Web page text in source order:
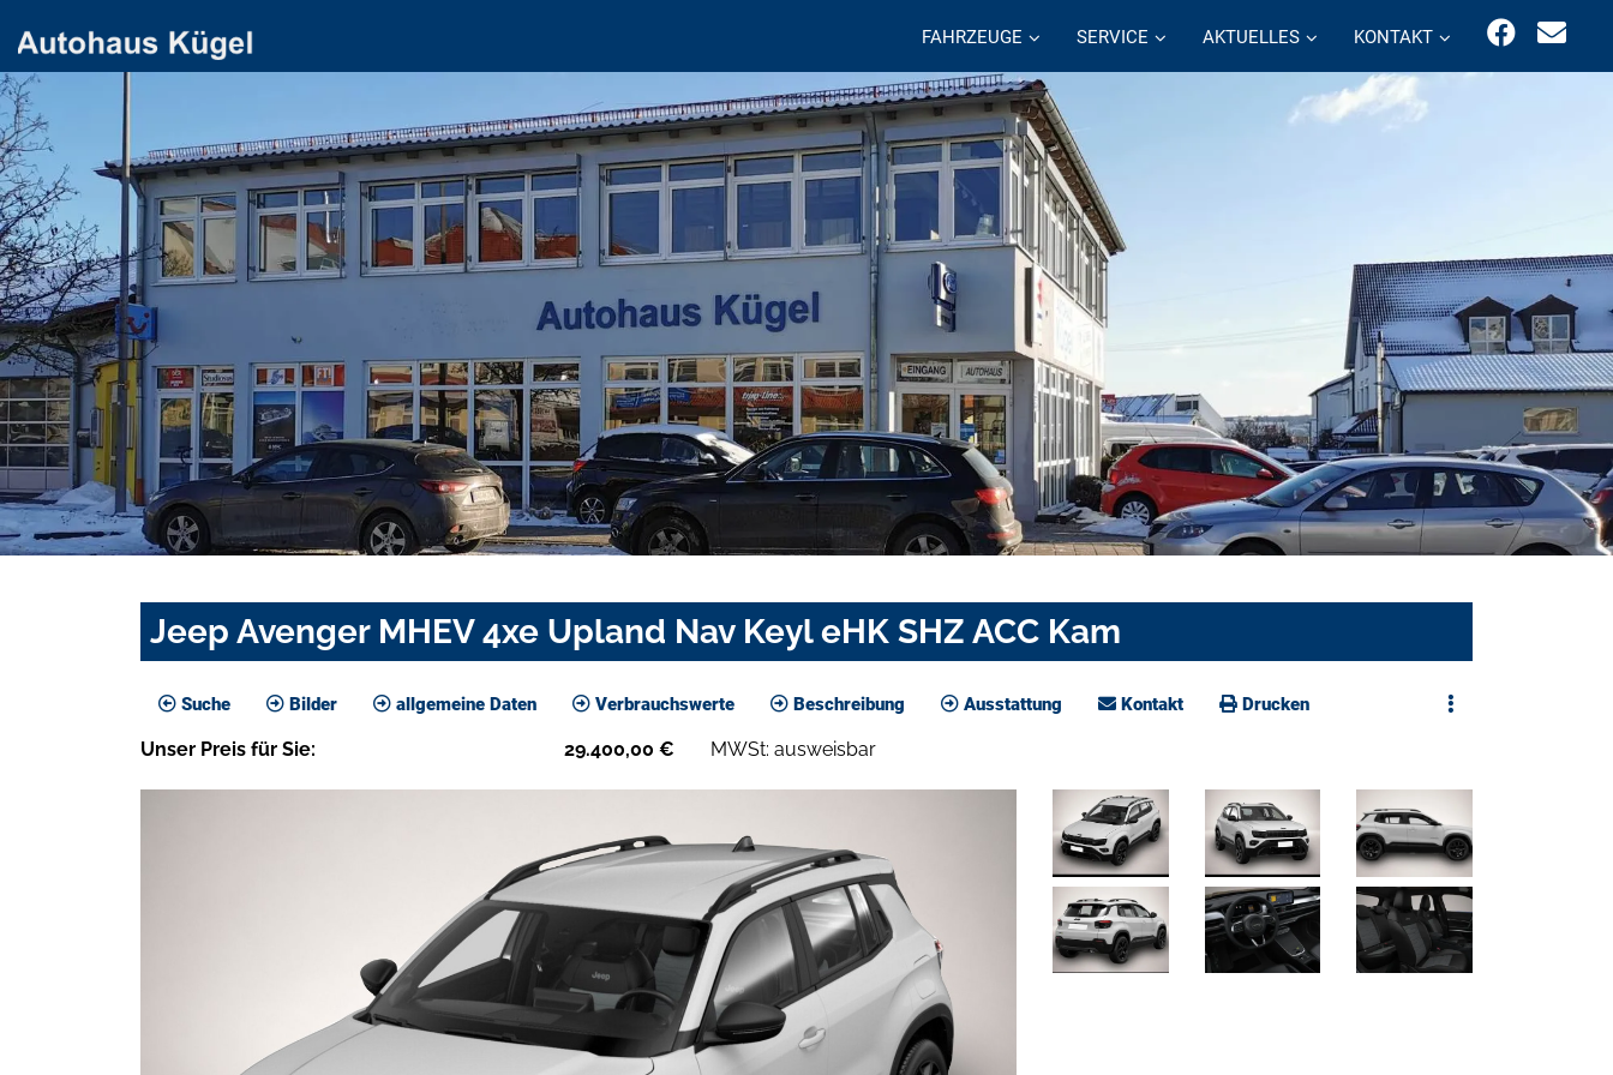
FAHRZEUGE SERVICE AKTUELLES KONTAKT
Jeep Avenger MHEV 4xe Upland Nav Keyl eHK SHZ ACC Kam
Suche Bilder allgemeine Daten Verbrauchswerte Beschreibung Ausstattung Kontakt Drucken
Unser Preis für Sie: 29.400,00 € MWSt: ausweisbar